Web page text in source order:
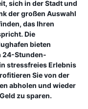
sich in der Stadt und
der großen Auswahl
das Ihren
Die
bieten
24-Stunden-
stressfreies Erlebnis
Sie von der
abholen und wieder
zu sparen.